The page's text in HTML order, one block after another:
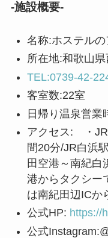
-施設概要-
名称:ホステルの
所在地:和歌山
TEL:0739-42-
客室数:22室
日帰り温泉営業
アクセス: ・JR
間20分/JR白浜
田空港～南紀白
港からタクシ
は南紀田辺ICか
公式HP: https://
公式